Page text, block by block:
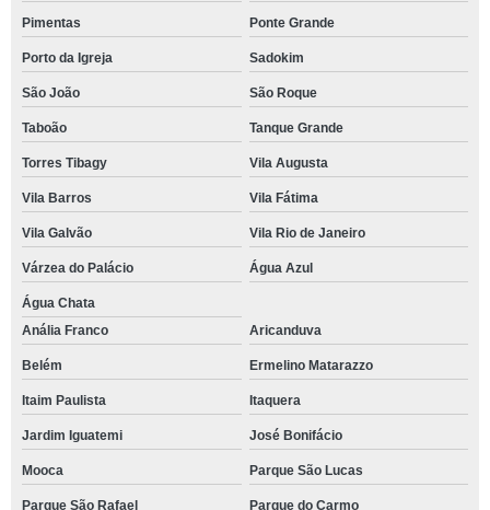
Pimentas Ponte Grande
Porto da Igreja Sadokim
São João São Roque
Taboão Tanque Grande
Torres Tibagy Vila Augusta
Vila Barros Vila Fátima
Vila Galvão Vila Rio de Janeiro
Várzea do Palácio Água Azul
Água Chata
Anália Franco
Aricanduva
Belém Ermelino Matarazzo
Itaim Paulista Itaquera
Jardim Iguatemi José Bonifácio
Mooca Parque São Lucas
Parque São Rafael Parque do Carmo